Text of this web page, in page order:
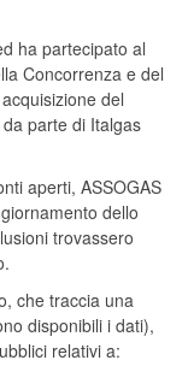
ha partecipato al
Concorrenza e del
del
parte di Italgas
aperti, ASSOGAS
dello
trovassero
che traccia una
disponibili i dati),
relativi a: